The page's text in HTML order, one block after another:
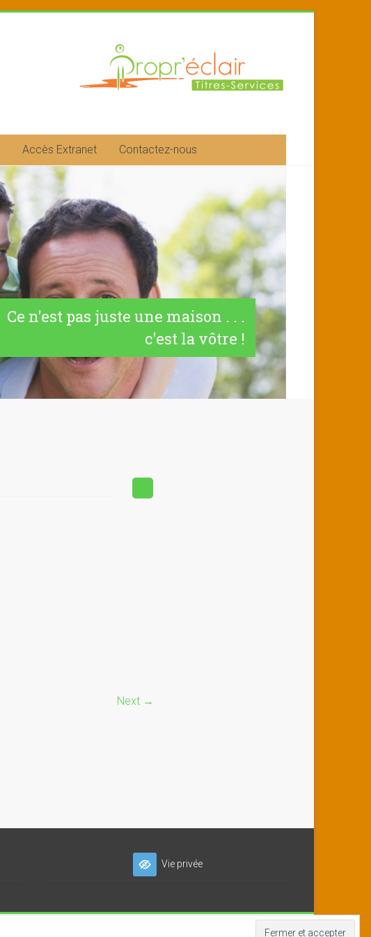
Accès Extranet Contactez-nous
Ce n'est pas juste une maison . . .
c'est la vôtre !
Next →
Vie privée